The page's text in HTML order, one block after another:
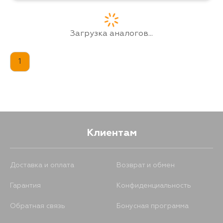
Загрузка аналогов...
1
Клиентам
Доставка и оплата Возврат и обмен
Гарантия Конфиденциальность
Обратная связь Бонусная программа